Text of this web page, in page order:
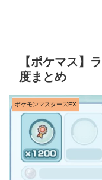
【ポケマス】
度まとめ
ポケモンマスターズEX